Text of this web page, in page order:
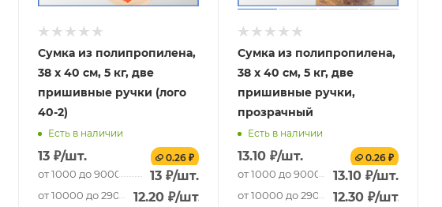
Сумка из полипропилена,
38 х 40 см, 5 кг, две
пришивные ручки (лого
40-2)
Есть в наличии
13 ₽/шт. 0.26 ₽
от 1000 до 9000 шт. 13 ₽/шт.
от 10000 до 29000 шт.
12.20 ₽/шт.
Сумка из полипропилена,
38 х 40 см, 5 кг, две
пришивные ручки,
прозрачный
Есть в наличии
13.10 ₽/шт. 0.26 ₽
от 1000 до 9000 шт.13.10 ₽/шт.
от 10000 до 29000 шт.
12.30 ₽/шт.